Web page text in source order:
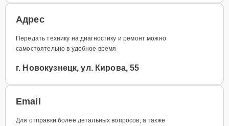
Адрес
Передать технику на диагностику и ремонт можно
самостоятельно в удобное время
г. Новокузнецк, ул. Кирова, 55
Email
Для отправки более детальных вопросов, а также